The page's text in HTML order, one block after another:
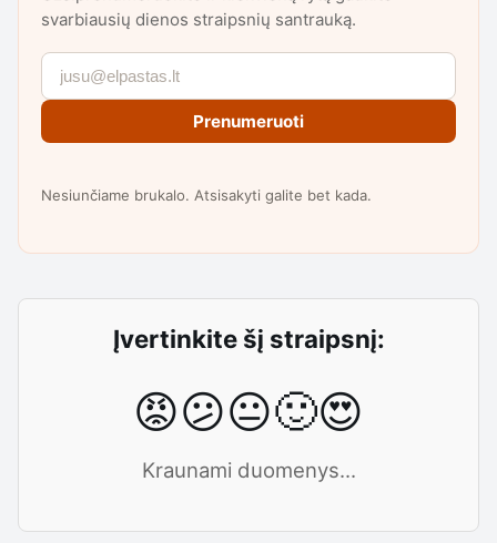
svarbiausių dienos straipsnių santrauką.
Prenumeruoti
Nesiunčiame brukalo. Atsisakyti galite bet kada.
Įvertinkite šį straipsnį:
😡😕😐🙂😍
Kraunami duomenys...